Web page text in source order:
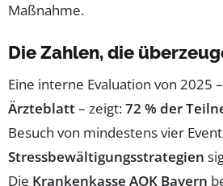
Maßnahme.
Die Zahlen, die
Eine interne Evaluation von 2025
Ärzteblatt– zeigt:72 % der
Besuch von mindestens vier
Stressbewältigungsstrategien
Die Krankenkasse AOK Bayern